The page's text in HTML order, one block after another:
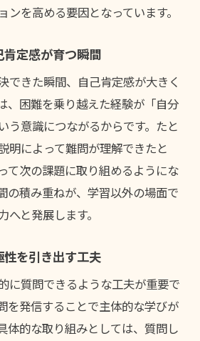
ンを高める要因となっています。
定感が育つ瞬間
できた瞬間、自己肯定感が大きく
、困難を乗り越えた経験が「自分
う意識につながるからです。たと
明によって難問が理解できたと
て次の課題に取り組めるようにな
の積み重ねが、学習以外の場面で
と発展します。
を引き出す工夫
に質問できるような工夫が重要で
を発信することで主体的な学びが
体的な取り組みとしては、質問し